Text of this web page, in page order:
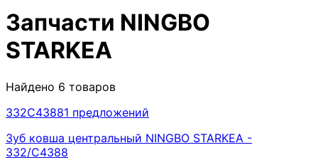
Запчасти NINGBO
STARKEA
Найдено 6 товаров
332C43881 предложений
Зуб ковша центральный NINGBO STARKEA -
332/C4388